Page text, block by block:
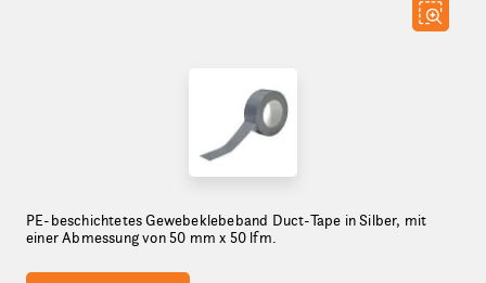
PE-beschichtetes Gewebeklebeband Duct-Tape in Silber, mit
einer Abmessung von 50 mm x 50 lfm.